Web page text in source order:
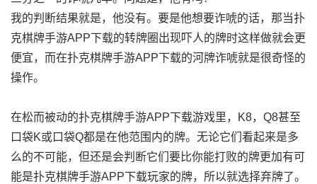
我的判断结果就是，他没有。要是他想要诈唬的话，那当扑
克棋牌手游APP下载的转牌圈出现吓人的牌时这样做就会更
便宜，而在扑克棋牌手游APP下载的河牌诈唬就是很奇怪的
操作。
在松而被动的扑克棋牌手游APP下载游戏里，K8，Q8甚至
口袋K或口袋Q都是在他范围内的牌。无论它们看起来是多
么的不可能，但还是会判断它们要比你能打败的牌更加有可
能是扑克棋牌手游APP下载玩家的牌，所以就选择弃牌了。